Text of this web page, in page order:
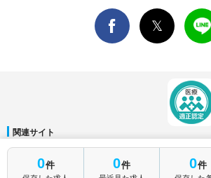
0件 0件 0件
関連サイト
マイナビDOCTOR│マイナビ看護師│マイナビ薬剤師│マイ
運営会社